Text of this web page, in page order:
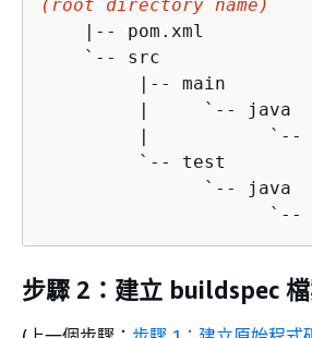
(root directory name)
    |-- pom.xml
    `-- src
         |-- main
         |     `-- java
|           `--
         `-- test
               `-- java
`--
步驟 2：建立 buildspec